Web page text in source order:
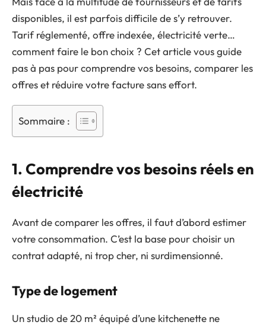
disponibles, il est parfois difficile de s’y retrouver.
Tarif réglementé, offre indexée, électricité verte…
comment faire le bon choix ? Cet article vous guide
pas à pas pour comprendre vos besoins, comparer les
offres et réduire votre facture sans effort.
Sommaire :
1. Comprendre vos besoins réels en
électricité
Avant de comparer les offres, il faut d’abord estimer
votre consommation. C’est la base pour choisir un
contrat adapté, ni trop cher, ni surdimensionné.
Type de logement
Un studio de 20 m² équipé d’une kitchenette ne